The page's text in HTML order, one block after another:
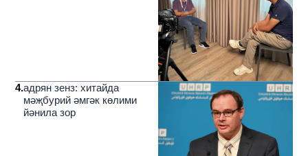
4.адрян зенз: хитайда
мәҗбурий әмгәк көлими
йәнила зор